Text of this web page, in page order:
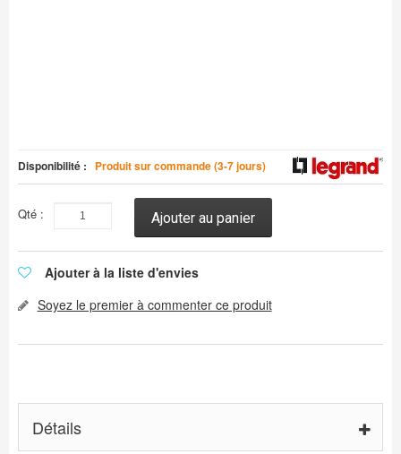
Disponibilité : Produit sur commande (3-7 jours)
Qté : Ajouter au panier
Ajouter à la liste d'envies
Soyez le premier à commenter ce produit
Détails